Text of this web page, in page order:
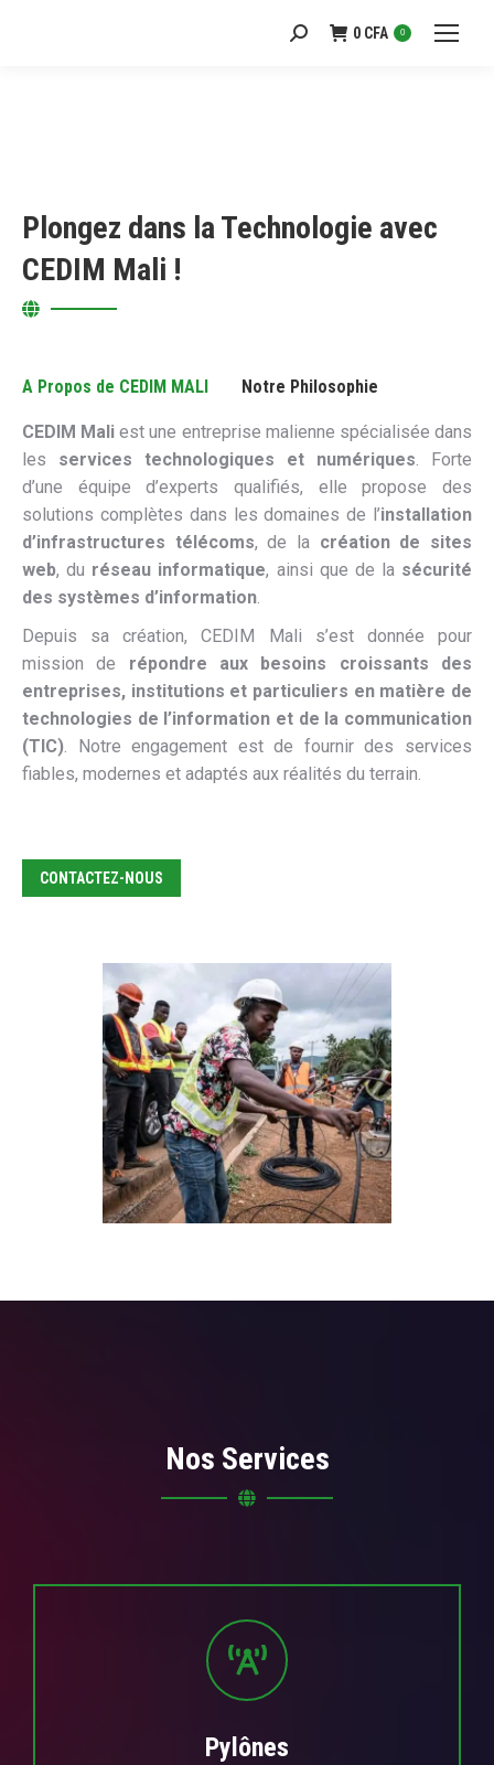
Recherche
0 CFA 0
Plongez dans la Technologie avec
CEDIM Mali !
A Propos de CEDIM MALI Notre Philosophie
CEDIM Mali est une entreprise malienne spécialisée dans
les services technologiques et numériques. Forte
d’une équipe d’experts qualifiés, elle propose des
solutions complètes dans les domaines de l’installation
d’infrastructures télécoms, de la création de sites
web, du réseau informatique, ainsi que de la sécurité
des systèmes d’information.
Depuis sa création, CEDIM Mali s’est donnée pour
mission de répondre aux besoins croissants des
entreprises, institutions et particuliers en matière de
technologies de l’information et de la communication
(TIC). Notre engagement est de fournir des services
fiables, modernes et adaptés aux réalités du terrain.
CONTACTEZ-NOUS
Nos Services
Pylônes